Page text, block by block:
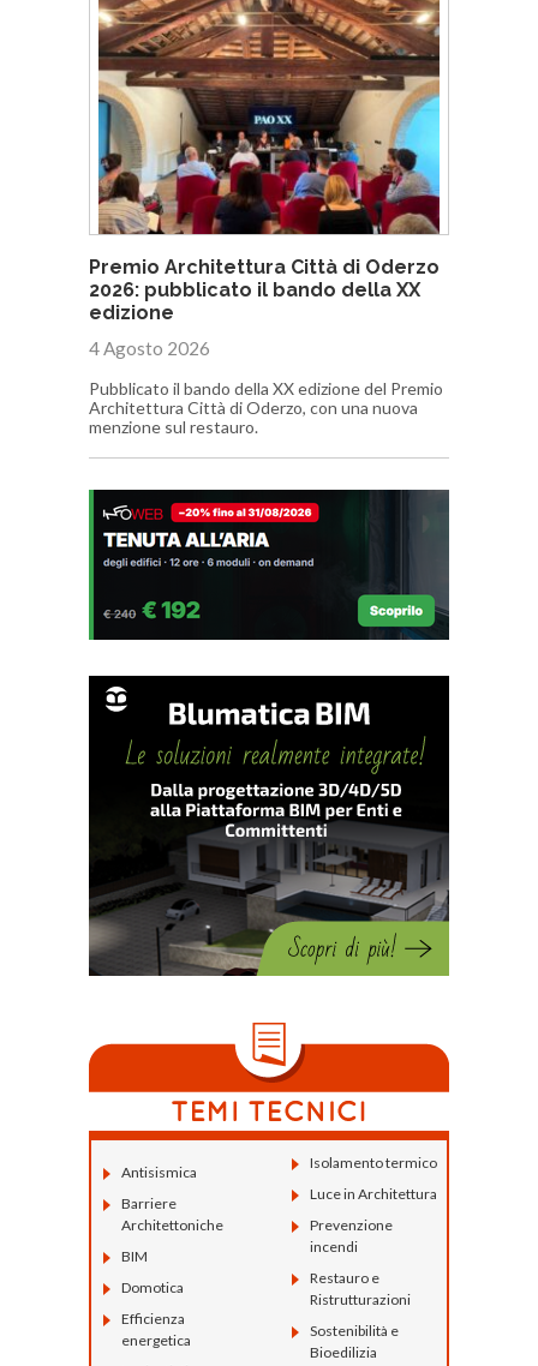
Premio Architettura Città di Oderzo
2026: pubblicato il bando della XX
edizione
4 Agosto 2026
Pubblicato il bando della XX edizione del Premio
Architettura Città di Oderzo, con una nuova
menzione sul restauro.
Antisismica
Barriere
Architettoniche
BIM
Domotica
Efficienza
energetica
Isolamento termico
Luce in Architettura
Prevenzione
incendi
Restauro e
Ristrutturazioni
Sostenibilità e
Bioedilizia